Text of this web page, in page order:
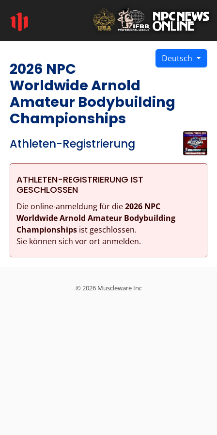
Deutsch
2026 NPC
Worldwide Arnold
Amateur Bodybuilding
Championships
Athleten-Registrierung
ATHLETEN-REGISTRIERUNG IST
GESCHLOSSEN
Die online-anmeldung für die2026 NPC
Worldwide Arnold Amateur Bodybuilding
Championshipsist geschlossen.
Sie können sich vor ort anmelden.
© 2026 Muscleware Inc